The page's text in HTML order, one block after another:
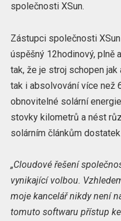
společnosti XSun.
Zástupci společnosti
úspěšný 12hodinový, plně
tak, že je stroj schopen
tak i absolvování více než
obnovitelné solární
stovky kilometrů a nést
solárním článkům
„Cloudové řešení
vynikající volbou.
moje kancelář nikdy není
tomuto softwaru přístup